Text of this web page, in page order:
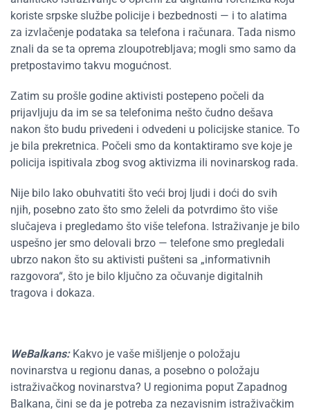
koriste srpske službe policije i bezbednosti — i to alatima
za izvlačenje podataka sa telefona i računara. Tada nismo
znali da se ta oprema zloupotrebljava; mogli smo samo da
pretpostavimo takvu mogućnost.
Zatim su prošle godine aktivisti postepeno počeli da
prijavljuju da im se sa telefonima nešto čudno dešava
nakon što budu privedeni i odvedeni u policijske stanice. To
je bila prekretnica. Počeli smo da kontaktiramo sve koje je
policija ispitivala zbog svog aktivizma ili novinarskog rada.
Nije bilo lako obuhvatiti što veći broj ljudi i doći do svih
njih, posebno zato što smo želeli da potvrdimo što više
slučajeva i pregledamo što više telefona. Istraživanje je bilo
uspešno jer smo delovali brzo — telefone smo pregledali
ubrzo nakon što su aktivisti pušteni sa „informativnih
razgovora“, što je bilo ključno za očuvanje digitalnih
tragova i dokaza.
WeBalkans:Kakvo je vaše mišljenje o položaju
novinarstva u regionu danas, a posebno o položaju
istraživačkog novinarstva? U regionima poput Zapadnog
Balkana, čini se da je potreba za nezavisnim istraživačkim